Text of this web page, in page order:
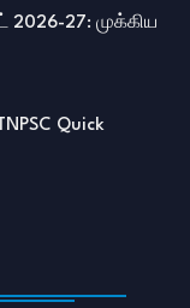
2026-27: முக்கிய
Quick